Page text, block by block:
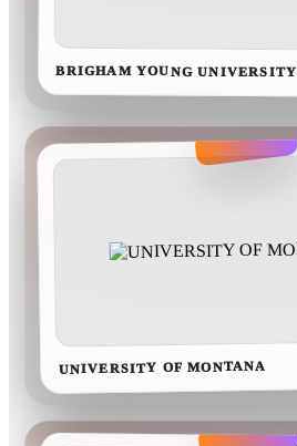
BRIGHAM YOUNG UNIVERSITY
UNIVERSITY OF MONTANA